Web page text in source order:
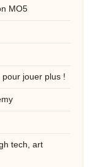
MO5
jouer plus !
tech, art